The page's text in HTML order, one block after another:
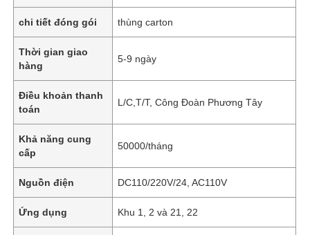
chi tiết đóng gói thùng carton
Thời gian giao
hàng
5-9 ngày
Điều khoản thanh
toán
L/C,T/T, Công Đoàn Phương Tây
Khả năng cung
cấp
50000/tháng
Nguồn điện DC110/220V/24, AC110V
Ứng dụng Khu 1, 2 và 21, 22